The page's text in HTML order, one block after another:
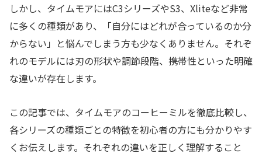
しかし、タイムモアにはC3シリーズやS3、Xliteなど非常
に多くの種類があり、「自分にはどれが合っているのか分
からない」と悩んでしまう方も少なくありません。それぞ
れのモデルには刃の形状や調節段階、携帯性といった明確
な違いが存在します。
この記事では、タイムモアのコーヒーミルを徹底比較し、
各シリーズの種類ごとの特徴を初心者の方にも分かりやす
くお伝えします。それぞれの違いを正しく理解すること